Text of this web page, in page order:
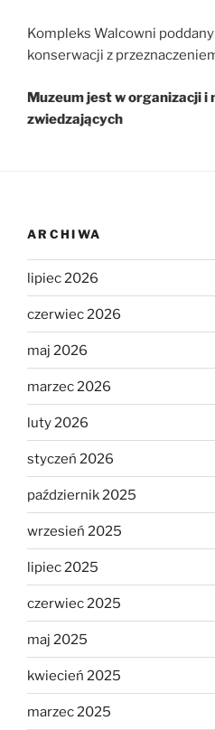
Kompleks Walcowni
konserwacji z
Muzeum jest w organizacji i
zwiedzających
ARCHIWA
lipiec 2026
czerwiec 2026
maj 2026
marzec 2026
luty 2026
styczeń 2026
październik 2025
wrzesień 2025
lipiec 2025
czerwiec 2025
maj 2025
kwiecień 2025
marzec 2025